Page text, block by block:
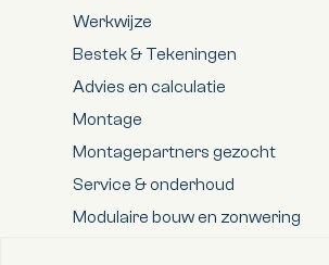
Werkwijze
Bestek & Tekeningen
Advies en calculatie
Montage
Montagepartners gezocht
Service & onderhoud
Modulaire bouw en zonwering